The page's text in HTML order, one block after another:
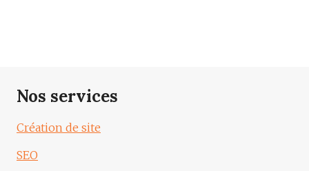
Nos services
Création de site
SEO